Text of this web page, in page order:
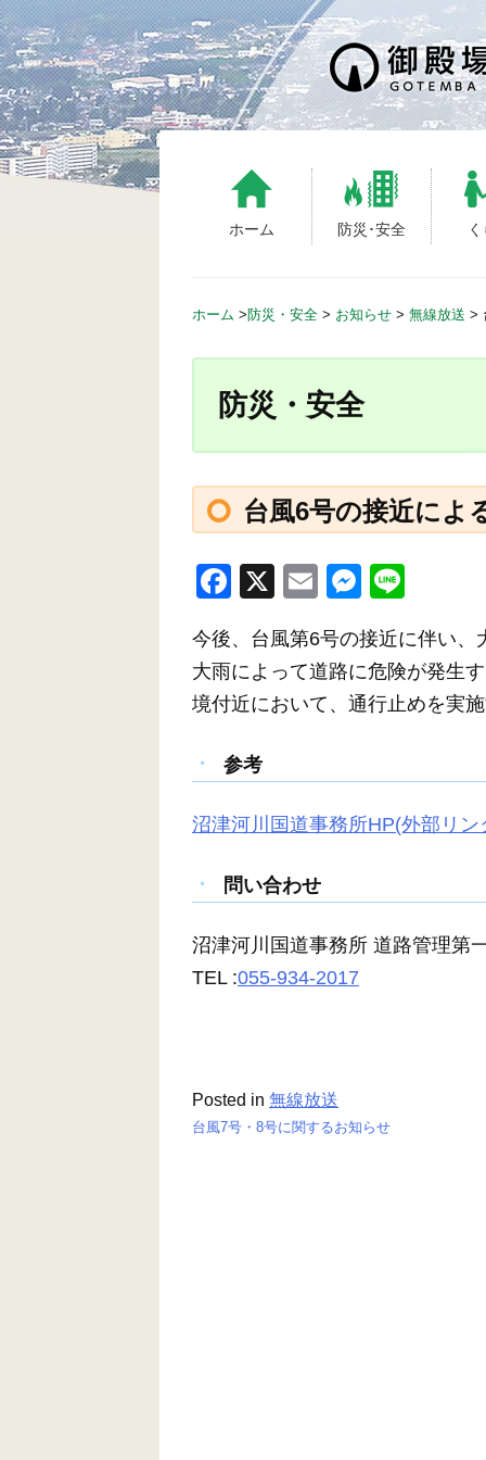
S
k
i
p
t
o
c
ホーム 防災･安全
ホーム >防災・安全 > お知らせ > 無線放送 >
防災・安全
台風6号の接近によ
F
c
e
b
o
o
k
X
E
ail
M
ss
e
n
er
e
今後、台風第6号の接近に伴い
大雨によって道路に危険が発生
境付近において、通行止めを実
参考
沼津河川国道事務所HP(外部リン
問い合わせ
沼津河川国道事務所 道路管理第
TEL :055-934-2017
Posted in 無線放送
台風7号・8号に関するお知らせ